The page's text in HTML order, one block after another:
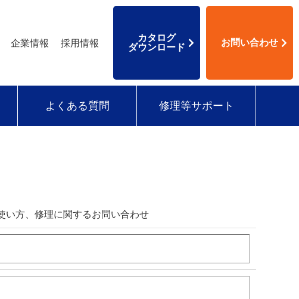
企業情報 採用情報
カタログ
ダウンロード
お問い合わせ
よくある質問 修理等サポート
い方、修理に関するお問い合わせ